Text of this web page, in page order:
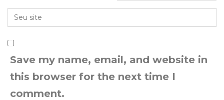
Save my name, email, and website in
this browser for the next time I
comment.